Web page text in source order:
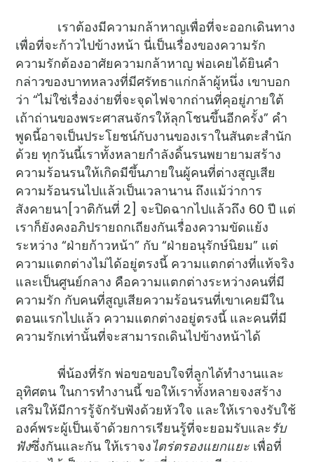
เราต้องมีความกล้าหาญเพื่อที่จะออกเดินทาง
เพื่อที่จะก้าวไปข้างหน้า นี่เป็นเรื่องของความรัก
ความรักต้องอาศัยความกล้าหาญ พ่อเคยได้ยินคำ
กล่าวของบาทหลวงที่มีศรัทธาแก่กล้าผู้หนึ่ง เขาบอก
ว่า “ไม่ใช่เรื่องง่ายที่จะจุดไฟจากถ่านที่คุอยู่ภายใต้
เถ้าถ่านของพระศาสนจักรให้ลุกโชนขึ้นอีกครั้ง” คำ
พูดนี้อาจเป็นประโยชน์กับงานของเราในสันตะสำนัก
ด้วย ทุกวันนี้เราทั้งหลายกำลังดิ้นรนพยายามสร้าง
ความร้อนรนให้เกิดมีขึ้นภายในผู้คนที่ต่างสูญเสีย
ความร้อนรนไปแล้วเป็นเวลานาน ถึงแม้ว่าการ
สังคายนา[วาติกันที่ 2] จะปิดฉากไปแล้วถึง 60 ปี แต่
เราก็ยังคงอภิปรายถกเถียงกันเรื่องความขัดแย้ง
ระหว่าง “ฝ่ายก้าวหน้า” กับ “ฝ่ายอนุรักษ์นิยม” แต่
ความแตกต่างไม่ได้อยู่ตรงนี้ ความแตกต่างที่แท้จริง
และเป็นศูนย์กลาง คือความแตกต่างระหว่างคนที่มี
ความรัก กับคนที่สูญเสียความร้อนรนที่เขาเคยมีใน
ตอนแรกไปแล้ว ความแตกต่างอยู่ตรงนี้ และคนที่มี
ความรักเท่านั้นที่จะสามารถเดินไปข้างหน้าได้
พี่น้องที่รัก พ่อขอขอบใจที่ลูกได้ทำงานและ
อุทิศตน ในการทำงานนี้ ขอให้เราทั้งหลายจงสร้าง
เสริมให้มีการรู้จักรับฟังด้วยหัวใจ และให้เราจงรับใช้
องค์พระผู้เป็นเจ้าด้วยการเรียนรู้ที่จะยอมรับและ รับ
ฟังซึ่งกันและกัน ให้เราจงไตร่ตรองแยกแยะ เพื่อที่